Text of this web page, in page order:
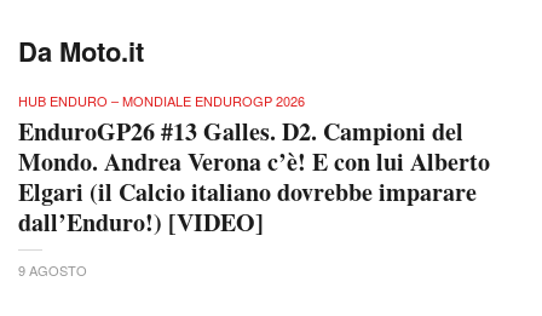
Da Moto.it
HUB ENDURO – MONDIALE ENDUROGP 2026
EnduroGP26 #13 Galles. D2. Campioni del
Mondo. Andrea Verona c’è! E con lui Alberto
Elgari (il Calcio italiano dovrebbe imparare
dall’Enduro!) [VIDEO]
9 AGOSTO